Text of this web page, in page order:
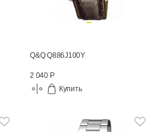
Q&Q Q886J100Y
2 040 Р
Купить